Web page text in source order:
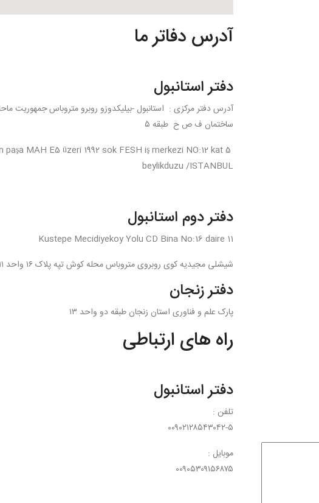
آدرس دفاتر ما
دفتر استانبول
ساختمان ف ص ح طبقه ۵
paşa MAH E5 üzeri 1992 sok FESH iş merkezi NO:12 kat 5
beylikduzu /ISTANBUL
دفتر دوم استانبول
Kustepe Mecidiyekoy Yolu CD Bina No:16 daire 11
شیشلی مجیدیه کوی روبروی متروباس محله کوش تپه پلاک ۱۶ واحد ۱۱
دفتر زنجان
پارک علم و فناوری استان زنجان طبقه دو واحد ۱۳
راه های ارتباطی
دفتر استانبول
تلفن :
۰۰۹۰۲۱۲۸۵۴۳۰۴۲-۵
موبایل :
۰۰۹۰۵۳۰۹۱۵۶۸۷۵